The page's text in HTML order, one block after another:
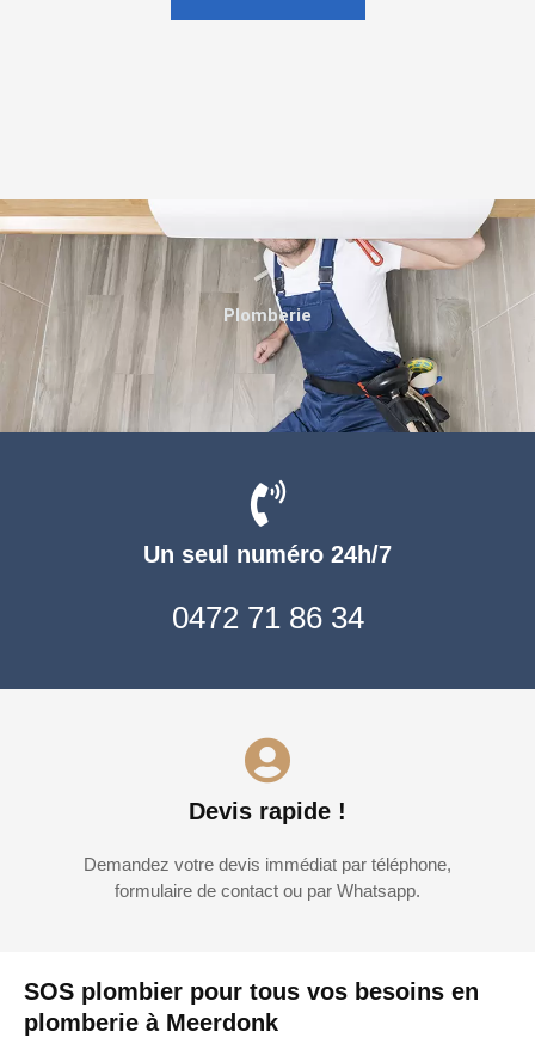
SOS plombier pour tous vos besoins en
plomberie à Meerdonk
Un seul numéro 24h/7
0472 71 86 34
Devis rapide !
Demandez votre devis immédiat par téléphone,
formulaire de contact ou par Whatsapp.
Plomberie